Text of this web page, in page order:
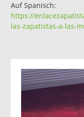
Auf Spanisch:
https://
las-zapatistas-a-las-